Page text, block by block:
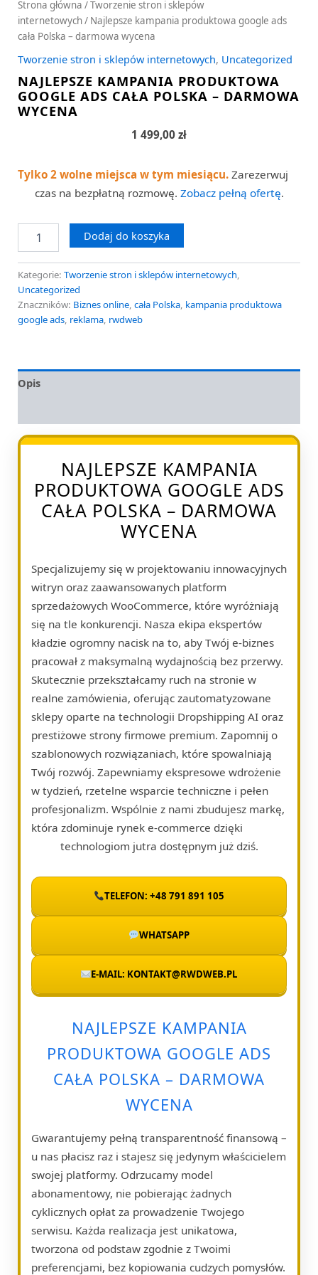
Strona główna /Tworzenie stron i sklepów
internetowych/ Najlepsze kampania produktowa google ads
cała Polska – darmowa wycena
Tworzenie stron i sklepów internetowych, Uncategorized
NAJLEPSZE KAMPANIA PRODUKTOWA
GOOGLE ADS CAŁA POLSKA – DARMOWA
WYCENA
1 499,00 zł
Tylko 2 wolne miejsca w tym miesiącu. Zarezerwuj
czas na bezpłatną rozmowę. Zobacz pełną ofertę.
Dodaj do koszyka
Kategorie: Tworzenie stron i sklepów internetowych,
Uncategorized
Znaczników: Biznes online, cała Polska, kampania produktowa
google ads, reklama, rwdweb
Opis
NAJLEPSZE KAMPANIA
PRODUKTOWA GOOGLE ADS
CAŁA POLSKA – DARMOWA
WYCENA
Specjalizujemy się w projektowaniu innowacyjnych
witryn oraz zaawansowanych platform
sprzedażowych WooCommerce, które wyróżniają
się na tle konkurencji. Nasza ekipa ekspertów
kładzie ogromny nacisk na to, aby Twój e-biznes
pracował z maksymalną wydajnością bez przerwy.
Skutecznie przekształcamy ruch na stronie w
realne zamówienia, oferując zautomatyzowane
sklepy oparte na technologii Dropshipping AI oraz
prestiżowe strony firmowe premium. Zapomnij o
szablonowych rozwiązaniach, które spowalniają
Twój rozwój. Zapewniamy ekspresowe wdrożenie
w tydzień, rzetelne wsparcie techniczne i pełen
profesjonalizm. Wspólnie z nami zbudujesz markę,
która zdominuje rynek e-commerce dzięki
technologiom jutra dostępnym już dziś.
TELEFON: +48 791 891 105
WHATSAPP
E-MAIL: KONTAKT@RWDWEB.PL
NAJLEPSZE KAMPANIA
PRODUKTOWA GOOGLE ADS
CAŁA POLSKA – DARMOWA
WYCENA
Gwarantujemy pełną transparentność finansową –
u nas płacisz raz i stajesz się jedynym właścicielem
swojej platformy. Odrzucamy model
abonamentowy, nie pobierając żadnych
cyklicznych opłat za prowadzenie Twojego
serwisu. Każda realizacja jest unikatowa,
tworzona od podstaw zgodnie z Twoimi
preferencjami, bez kopiowania cudzych pomysłów.